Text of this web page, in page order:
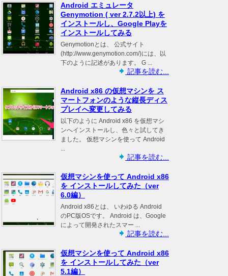
Android エミュレータ
Genymotion ( ver 2.7.2以上) を
インストールし、Google Playを
インストールしてみる
Genymotionとは、 公式サイト
(http://www.genymotion.com/)には、以
下のように記述があります。 G ...
記事を読む...
Android x86 の仮想マシンを ス
マートフォンのような縦長ディス
プレイへ変更してみる
以下のように Android x86 を仮想マシ
ンへインストールし、色々と試してき
ました。 仮想マシンを使って Android
記事を読む...
仮想マシンを使って Android x86
を インストールしてみた（ver
6.0編）
Android x86とは、 いわゆる Android
のPC版OSです。 Android は、Google
によって開発されたスマー ...
記事を読む...
仮想マシンを使って Android x86
を インストールしてみた（ver
5.1編）